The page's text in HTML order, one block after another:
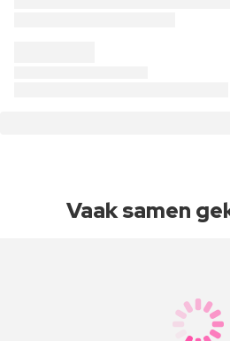
Vaak samen